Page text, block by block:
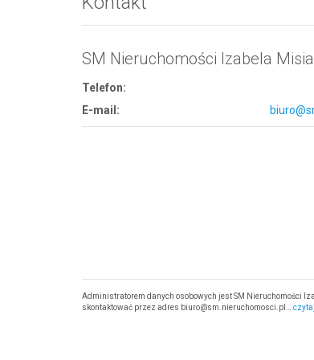
SM Nieruchomości Izabela
Telefon:
E-mail:
Administratorem danych osobowych jest SM Nieruchomości
skontaktować przez adres biuro@sm.nieruchomosci.pl…